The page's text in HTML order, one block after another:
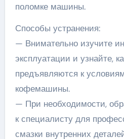
поломке машины.
Способы устранения:
— Внимательно изучите
эксплуатации и узнайте,
предъявляются к
кофемашины.
— При необходимости,
к специалисту для
смазки внутренних